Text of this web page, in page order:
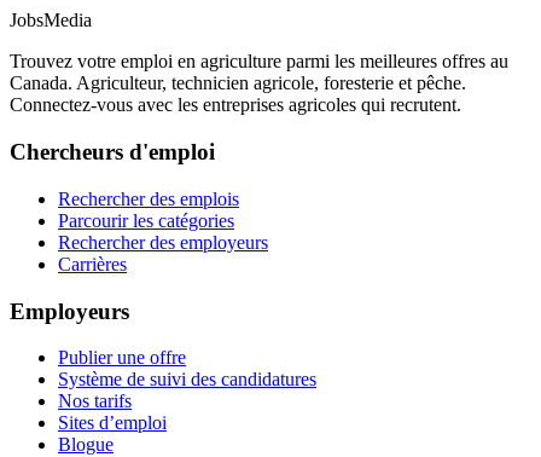
JobsMedia
Trouvez votre emploi en agriculture parmi les meilleures offres au
Canada. Agriculteur, technicien agricole, foresterie et pêche.
Connectez-vous avec les entreprises agricoles qui recrutent.
Chercheurs d'emploi
Rechercher des emplois
Parcourir les catégories
Rechercher des employeurs
Carrières
Employeurs
Publier une offre
Système de suivi des candidatures
Nos tarifs
Sites d’emploi
Blogue